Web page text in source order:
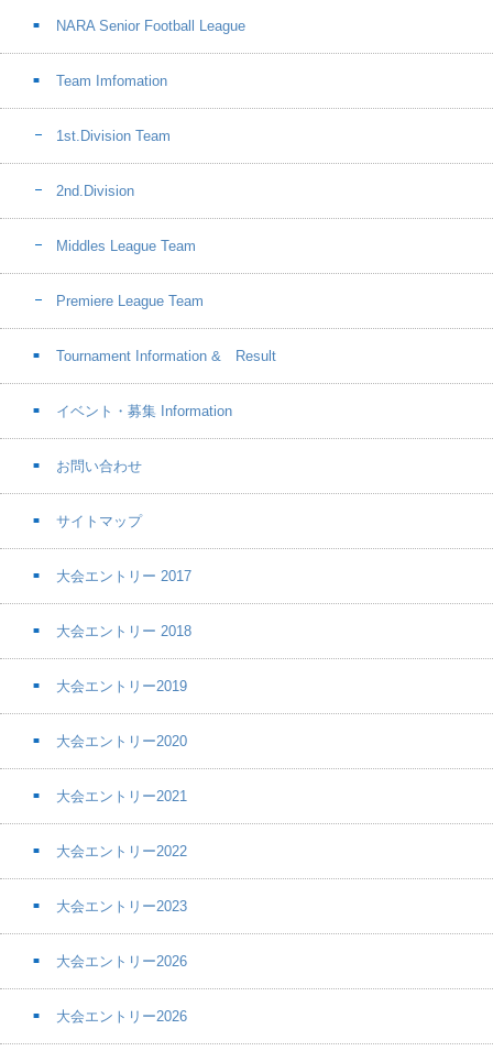
NARA Senior Football League
Team Imfomation
1st.Division Team
2nd.Division
Middles League Team
Premiere League Team
Tournament Information & Result
イベント・募集 Information
お問い合わせ
サイトマップ
大会エントリー 2017
大会エントリー 2018
大会エントリー2019
大会エントリー2020
大会エントリー2021
大会エントリー2022
大会エントリー2023
大会エントリー2026
大会エントリー2026